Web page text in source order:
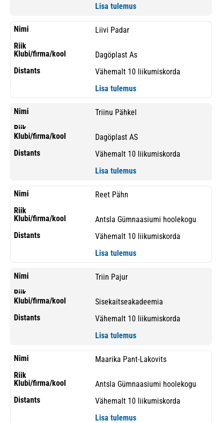
Lisa tulemus
Liivi Padar
Dagöplast As
Vähemalt 10 liikumiskorda
Lisa tulemus
Triinu Pähkel
Dagöplast AS
Vähemalt 10 liikumiskorda
Lisa tulemus
Reet Pähn
Antsla Gümnaasiumi hoolekogu
Vähemalt 10 liikumiskorda
Lisa tulemus
Triin Pajur
Sisekaitseakadeemia
Vähemalt 10 liikumiskorda
Lisa tulemus
Maarika Pant-Lakovits
Antsla Gümnaasiumi hoolekogu
Vähemalt 10 liikumiskorda
Lisa tulemus